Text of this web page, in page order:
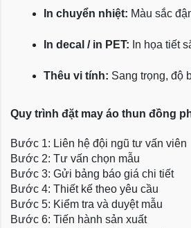
In chuyển nhiệt: Màu sắc
In decal / in PET: In họa tiết
Thêu vi tính: Sang trọng, độ
Quy trình đặt may áo thun đồng
Bước 1: Liên hệ đội ngũ tư vấn viên
Bước 2: Tư vấn chọn mẫu
Bước 3: Gửi bảng báo giá chi tiết
Bước 4: Thiết kế theo yêu cầu
Bước 5: Kiểm tra và duyệt mẫu
Bước 6: Tiến hành sản xuất